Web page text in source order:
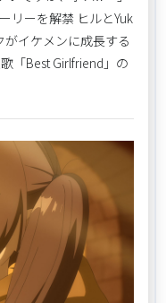
リーを解禁 ヒルとYuk
イケメンに成長する
「Best Girlfriend」の